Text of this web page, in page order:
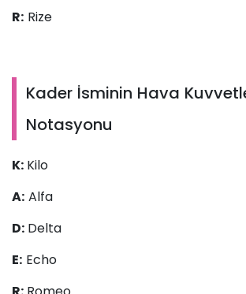
R: Rize
Kader İsminin Hava
Notasyonu
K: Kilo
A: Alfa
D: Delta
E: Echo